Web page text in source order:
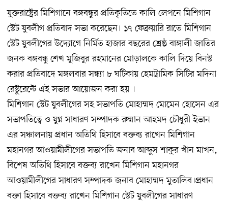
যুক্তরাষ্ট্রের মিশিগানে বঙ্গবন্ধুর প্রতিকৃতিতে কালি লেপনে মিশিগান
স্টেট যুবলীগ প্রতিবাদ সভা করেছেন। ১৭ ফেব্রুয়ারি রাতে মিশিগান
স্টেট যুবলীগের উদ্যোগে নির্মিত হাজার বছরের শ্রেষ্ঠ বাঙ্গালী জাতির
জনক বঙ্গবন্ধু শেখ মুজিবুর রহমানের মোড়ালকে কালি দিয়ে বিনস্ট
করার প্রতিবাদে মঙ্গলবার সন্ধ্যা ৮ ঘটিকায় হেমট্রামিক সিটির মদিনা
রেষ্টুরেন্টে এই সভার আয়োজন করা হয় ।
মিশিগান স্টেট যুবলীগের সহ সভাপতি মোহাম্মদ মোমেন হোসেন এর
সভাপতিত্বে ও যুগ্ন সাধারণ সম্পাদক রুম্মান আহমদ চৌধুরী ইভান
এর সঞ্চালনায় প্রধান অতিথি হিসাবে বক্তব্য রাখেন মিশিগান
মহানগর আওয়ামীলীগের সভাপতি জনাব আব্দুস শাকুর খাঁন মাখন,
বিশেষ অতিথি হিসাবে বক্তব্য রাখেন মিশিগান মহানগর
আওয়ামীলীগের সাধারণ সম্পাদক জনাব মোহাম্মদ মুতালিব।প্রধান
বক্তা হিসাবে বক্তব্য রাখেন মিশিগান স্টেট যুবলীগের সাধারণ